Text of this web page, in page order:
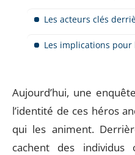
Les acteurs clés
Les implications pour
Aujourd’hui, une
l’identité de ces héros
qui les animent.
cachent des individus